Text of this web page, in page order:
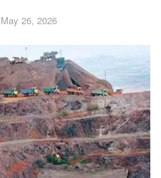
May 26, 2026